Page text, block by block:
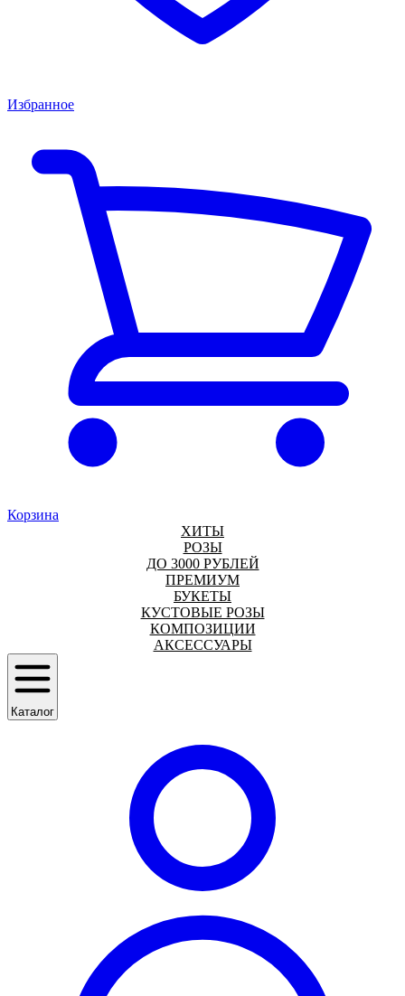
Избранное
Корзина
ХИТЫ
РОЗЫ
ДО 3000 РУБЛЕЙ
ПРЕМИУМ
БУКЕТЫ
КУСТОВЫЕ РОЗЫ
КОМПОЗИЦИИ
АКСЕССУАРЫ
Каталог